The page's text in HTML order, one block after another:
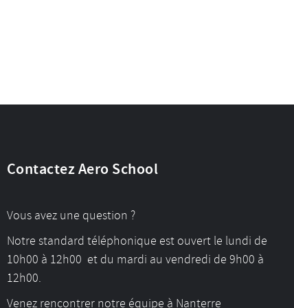
Contactez Aero School
Vous avez une question ?
Notre standard téléphonique est ouvert le lundi de
10h00 à 12h00 et du mardi au vendredi de 9h00 à
12h00.
Venez rencontrer notre équipe à Nanterre